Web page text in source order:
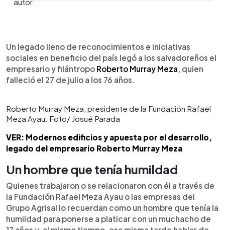
Escuchar artículo
Un legado lleno de reconocimientos e iniciativas
sociales en beneficio del país legó a los salvadoreños el
empresario y filántropo Roberto Murray Meza , quien
falleció el 27 de julio a los 76 años.
Roberto Murray Meza, presidente de la Fundación Rafael
Meza Ayau. Foto/ Josué Parada
VER: Modernos edificios y apuesta por el desarrollo,
legado del empresario Roberto Murray Meza
Un hombre que tenía humildad
Quienes trabajaron o se relacionaron con él a través de
la Fundación Rafael Meza Ayau o las empresas del
Grupo Agrisal lo recuerdan como un hombre que tenía la
humildad para ponerse a platicar con un muchacho de